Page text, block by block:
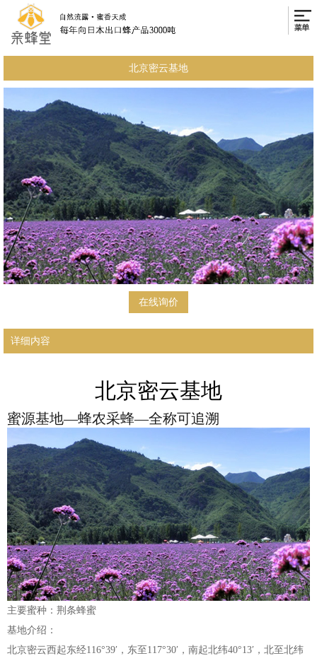
北京密云基地
在线询价
详细内容
北京密云基地
蜜源基地—蜂农采蜂—全称可追溯
主要蜜种：荆条蜂蜜
基地介绍：
北京密云西起东经116°39′，东至117°30′，南起北纬40°13′，北至北纬